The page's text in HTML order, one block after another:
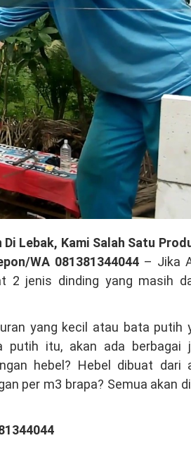
Lebak, Kami Salah Satu
WA 081381344044 – Jika
2 jenis dinding yang masih
yang kecil atau bata putih
putih itu, akan ada berbagai
hebel? Hebel dibuat dari
per m3 brapa? Semua akan